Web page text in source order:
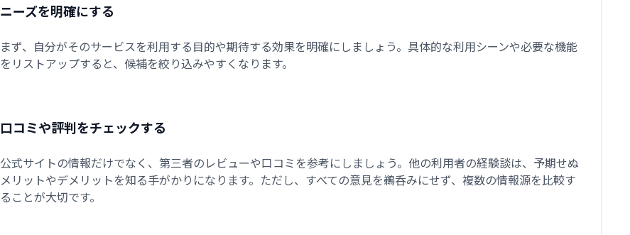
ニーズを明確にする
まず、自分がそのサービスを利用する目的や期待する効果を明確にしましょう。具体的な利用シーンや必要な機能
をリストアップすると、候補を絞り込みやすくなります。
口コミや評判をチェックする
公式サイトの情報だけでなく、第三者のレビューや口コミを参考にしましょう。他の利用者の経験談は、予期せぬ
メリットやデメリットを知る手がかりになります。ただし、すべての意見を鵜呑みにせず、複数の情報源を比較す
ることが大切です。